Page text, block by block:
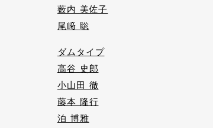
薮内 美佐子
尾﨑 聡
ダムタイプ
高谷 史郎
小山田 徹
藤本 隆行
泊 博雅